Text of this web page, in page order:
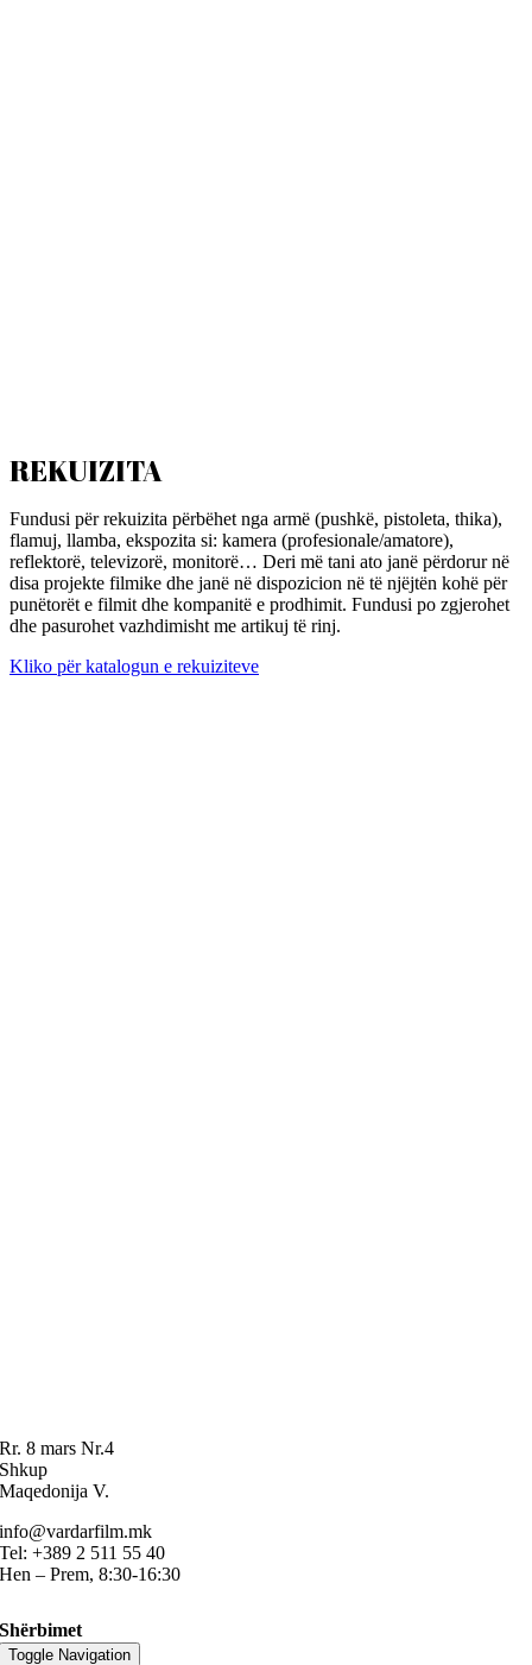
REKUIZITA
Fundusi për rekuizita përbëhet nga armë (pushkë, pistoleta, thika),
flamuj, llamba, ekspozita si: kamera (profesionale/amatore),
reflektorë, televizorë, monitorë… Deri më tani ato janë përdorur në
disa projekte filmike dhe janë në dispozicion në të njëjtën kohë për
punëtorët e filmit dhe kompanitë e prodhimit. Fundusi po zgjerohet
dhe pasurohet vazhdimisht me artikuj të rinj.
Kliko për katalogun e rekuiziteve
Rr. 8 mars Nr.4
Shkup
Maqedonija V.
info@vardarfilm.mk
Tel: +389 2 511 55 40
Hen – Prem, 8:30-16:30
Shërbimet
Toggle Navigation